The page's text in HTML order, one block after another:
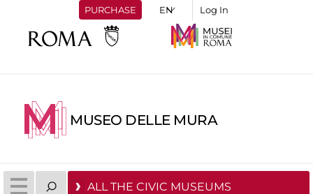
PURCHASE Log In
MUSEO DELLE MURA
ALL THE CIVIC MUSEUMS